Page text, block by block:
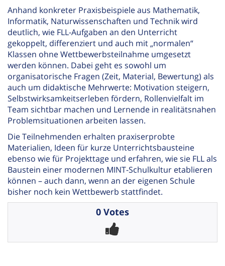
Anhand konkreter Praxisbeispiele aus Mathematik,
Informatik, Naturwissenschaften und Technik wird
deutlich, wie FLL-Aufgaben an den Unterricht
gekoppelt, differenziert und auch mit „normalen“
Klassen ohne Wettbewerbsteilnahme umgesetzt
werden können. Dabei geht es sowohl um
organisatorische Fragen (Zeit, Material, Bewertung) als
auch um didaktische Mehrwerte: Motivation steigern,
Selbstwirksamkeitserleben fördern, Rollenvielfalt im
Team sichtbar machen und Lernende in realitätsnahen
Problemsituationen arbeiten lassen.
Die Teilnehmenden erhalten praxiserprobte
Materialien, Ideen für kurze Unterrichtsbausteine
ebenso wie für Projekttage und erfahren, wie sie FLL als
Baustein einer modernen MINT-Schulkultur etablieren
können – auch dann, wenn an der eigenen Schule
bisher noch kein Wettbewerb stattfindet.
0 Votes